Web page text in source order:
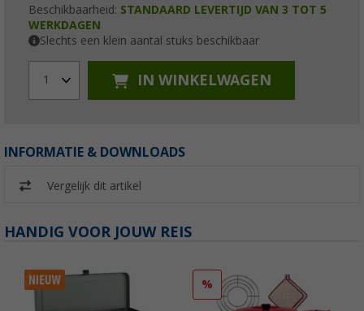
Beschikbaarheid: STANDAARD LEVERTIJD VAN 3 TOT 5
WERKDAGEN
Slechts een klein aantal stuks beschikbaar
1 IN WINKELWAGEN
INFORMATIE & DOWNLOADS
Vergelijk dit artikel
HANDIG VOOR JOUW REIS
%